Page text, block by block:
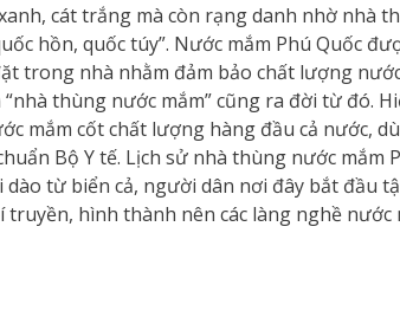
cát trắng mà còn rạng danh nhờ nhà
hồn, quốc túy”. Nước mắm Phú Quốc
trong nhà nhằm đảm bảo chất lượng
thùng nước mắm” cũng ra đời từ đó.
mắm cốt chất lượng hàng đầu cả nước,
Bộ Y tế. Lịch sử nhà thùng nước mắm
từ biển cả, người dân nơi đây bắt đầu
hình thành nên các làng nghề nước